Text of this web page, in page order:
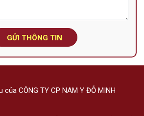
GỬI THÔNG TIN
CÔNG TY CP NAM Y ĐỖ MINH